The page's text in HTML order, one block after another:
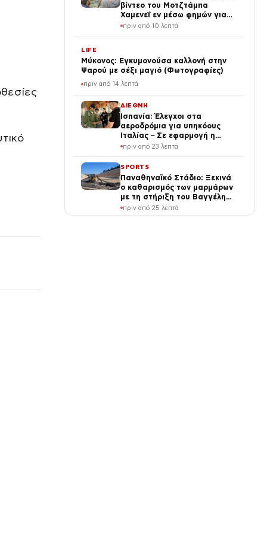
βίντεο του Μοτζτάμπα
Χαμενεΐ εν μέσω φημών για
την υγεία του – Συναντήθηκε
πριν από 10 λεπτά
LIFE
Μύκονος: Εγκυμονούσα καλλονή στην
Ψαρού με σέξι μαγιό (Φωτογραφίες)
πριν από 14 λεπτά
ΔΙΕΘΝΗ
Ισπανία: Έλεγχοι στα
αεροδρόμια για υπηκόους
Ιταλίας – Σε εφαρμογή η
αναστολή της Συνθήκης
πριν από 23 λεπτά
SPORTS
Παναθηναϊκό Στάδιο: Ξεκινά
ο καθαρισμός των μαρμάρων
με τη στήριξη του Βαγγέλη
Μαρινάκη
πριν από 25 λεπτά